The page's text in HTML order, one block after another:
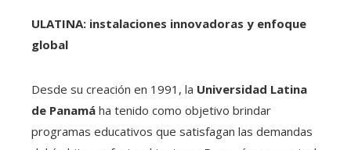
ULATINA: instalaciones innovadoras y enfoque
global
Desde su creación en 1991, la Universidad Latina
de Panamá ha tenido como objetivo brindar
programas educativos que satisfagan las demandas